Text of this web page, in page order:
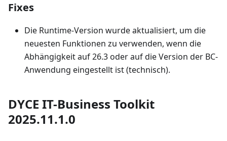
Fixes
Die Runtime-Version wurde aktualisiert, um die
neuesten Funktionen zu verwenden, wenn die
Abhängigkeit auf 26.3 oder auf die Version der BC-
Anwendung eingestellt ist (technisch).
DYCE IT-Business Toolkit
2025.11.1.0